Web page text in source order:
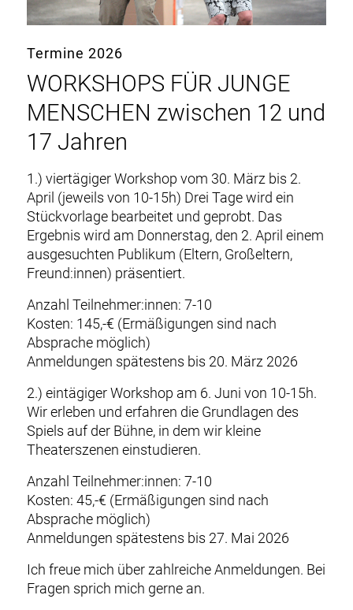
Termine 2026
WORKSHOPS FÜR JUNGE
MENSCHEN zwischen 12 und
17 Jahren
1.) viertägiger Workshop vom 30. März bis 2.
April (jeweils von 10-15h) Drei Tage wird ein
Stückvorlage bearbeitet und geprobt. Das
Ergebnis wird am Donnerstag, den 2. April einem
ausgesuchten Publikum (Eltern, Großeltern,
Freund:innen) präsentiert.
Anzahl Teilnehmer:innen: 7-10
Kosten: 145,-€ (Ermäßigungen sind nach
Absprache möglich)
Anmeldungen spätestens bis 20. März 2026
2.) eintägiger Workshop am 6. Juni von 10-15h.
Wir erleben und erfahren die Grundlagen des
Spiels auf der Bühne, in dem wir kleine
Theaterszenen einstudieren.
Anzahl Teilnehmer:innen: 7-10
Kosten: 45,-€ (Ermäßigungen sind nach
Absprache möglich)
Anmeldungen spätestens bis 27. Mai 2026
Ich freue mich über zahlreiche Anmeldungen. Bei
Fragen sprich mich gerne an.